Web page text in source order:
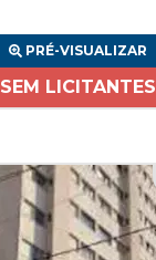
PRÉ-VISUALIZAR
SEM LICITANTES